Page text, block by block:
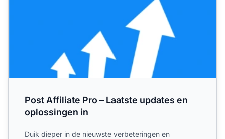
Post Affiliate Pro – Laatste updates en
oplossingen in
Duik dieper in de nieuwste verbeteringen en